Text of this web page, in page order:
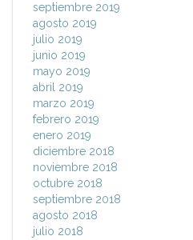
septiembre 2019
agosto 2019
julio 2019
junio 2019
mayo 2019
abril 2019
marzo 2019
febrero 2019
enero 2019
diciembre 2018
noviembre 2018
octubre 2018
septiembre 2018
agosto 2018
julio 2018